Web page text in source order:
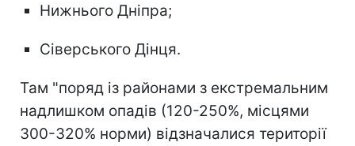
Нижнього Дніпра;
Сіверського Дінця.
Там "поряд із районами з екстремальним
надлишком опадів (120-250%, місцями
300-320% норми) відзначалися території